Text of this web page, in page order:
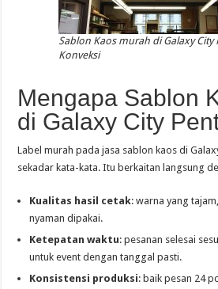
Sablon Kaos murah di Galaxy City
Konveksi
Mengapa Sablon
di Galaxy City
Label murah pada jasa sablon kaos di
sekadar kata-kata. Itu berkaitan langsung
Kualitas hasil cetak: warna yang
nyaman dipakai.
Ketepatan waktu: pesanan selesai
untuk event dengan tanggal pasti.
Konsistensi produksi: baik pesan 24